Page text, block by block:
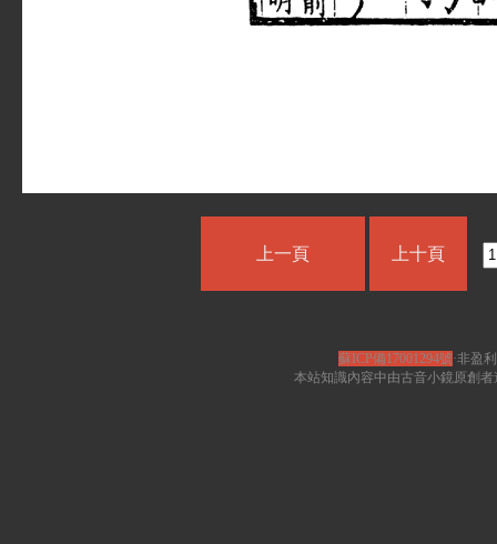
上一頁 上十頁
蘇ICP備17001294號·非盈
本站知識內容中由古音小鏡原創